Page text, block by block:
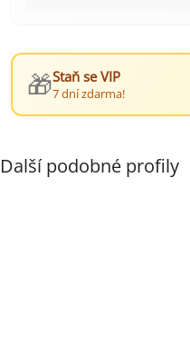
🎁Staň se VIP
7 dní zdarma!
Další podobné profily